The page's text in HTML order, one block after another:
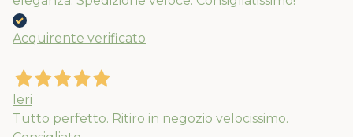
Acquirente verificato
Ieri
Tutto perfetto. Ritiro in negozio velocissimo.